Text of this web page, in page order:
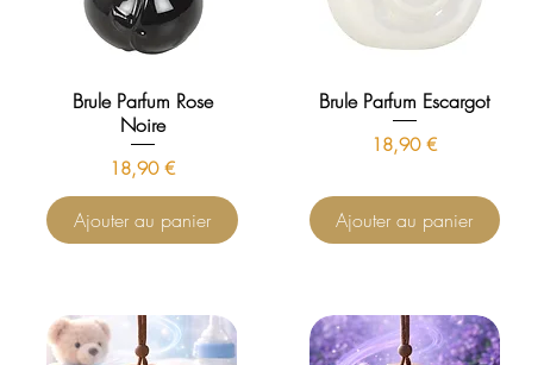
Brule Parfum Rose
Noire
Prix
18,90 €
Ajouter au panier
Brule Parfum Escargot
Prix
18,90 €
Ajouter au panier